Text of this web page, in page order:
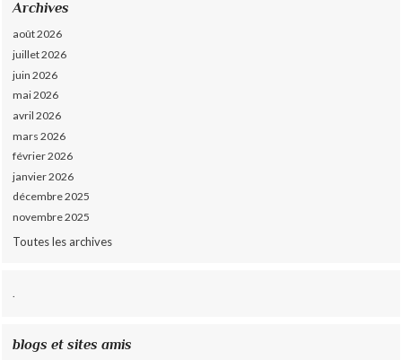
Archives
août 2026
juillet 2026
juin 2026
mai 2026
avril 2026
mars 2026
février 2026
janvier 2026
décembre 2025
novembre 2025
Toutes les archives
blogs et sites amis